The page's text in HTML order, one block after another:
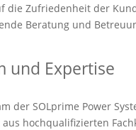
die Zufriedenheit der
Beratung und
und Expertise
der SOLprime Power
aus hochqualifizierten